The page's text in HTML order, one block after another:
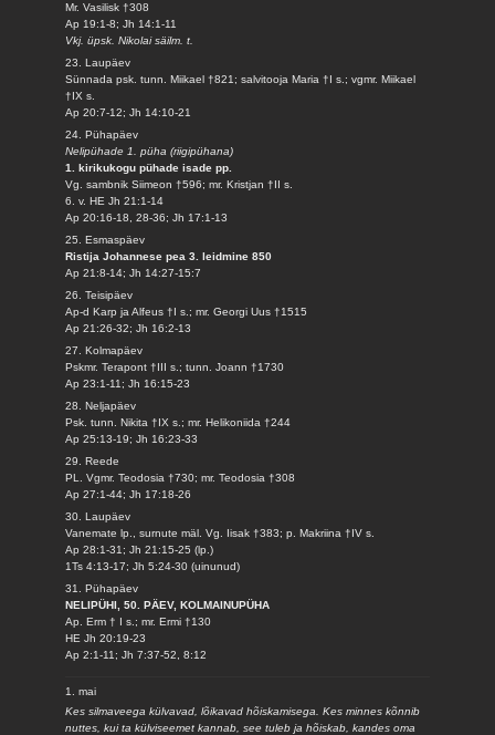
Mr. Vasilisk †308
Ap 19:1-8; Jh 14:1-11
Vkj. üpsk. Nikolai säilm. t.
23. Laupäev
Sünnada psk. tunn. Miikael †821; salvitooja Maria †I s.; vgmr. Miikael
†IX s.
Ap 20:7-12; Jh 14:10-21
24. Pühapäev
Nelipühade 1. püha (riigipühana)
1. kirikukogu pühade isade pp.
Vg. sambnik Siimeon †596; mr. Kristjan †II s.
6. v. HE Jh 21:1-14
Ap 20:16-18, 28-36; Jh 17:1-13
25. Esmaspäev
Ristija Johannese pea 3. leidmine 850
Ap 21:8-14; Jh 14:27-15:7
26. Teisipäev
Ap-d Karp ja Alfeus †I s.; mr. Georgi Uus †1515
Ap 21:26-32; Jh 16:2-13
27. Kolmapäev
Pskmr. Terapont †III s.; tunn. Joann †1730
Ap 23:1-11; Jh 16:15-23
28. Neljapäev
Psk. tunn. Nikita †IX s.; mr. Helikoniida †244
Ap 25:13-19; Jh 16:23-33
29. Reede
PL. Vgmr. Teodosia †730; mr. Teodosia †308
Ap 27:1-44; Jh 17:18-26
30. Laupäev
Vanemate lp., surnute mäl. Vg. Iisak †383; p. Makriina †IV s.
Ap 28:1-31; Jh 21:15-25 (lp.)
1Ts 4:13-17; Jh 5:24-30 (uinunud)
31. Pühapäev
NELIPÜHI, 50. PÄEV, KOLMAINUPÜHA
Ap. Erm † I s.; mr. Ermi †130
HE Jh 20:19-23
Ap 2:1-11; Jh 7:37-52, 8:12
1. mai
Kes silmaveega külvavad, lõikavad hõiskamisega. Kes minnes kõnnib
nuttes, kui ta külviseemet kannab, see tuleb ja hõiskab, kandes oma